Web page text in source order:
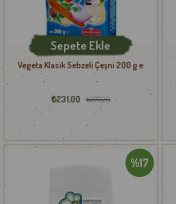
Vegeta Klasik Sebzeli Çeşni 200 g e
₺231,00 ₺277,20
Sepete Ekle
%17